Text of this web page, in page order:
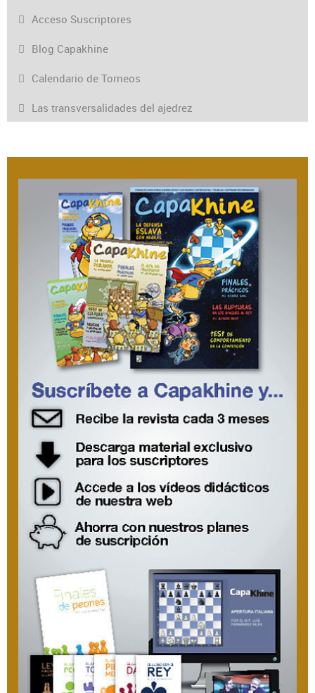
Acceso Suscriptores
Blog Capakhine
Calendario de Torneos
Las transversalidades del ajedrez